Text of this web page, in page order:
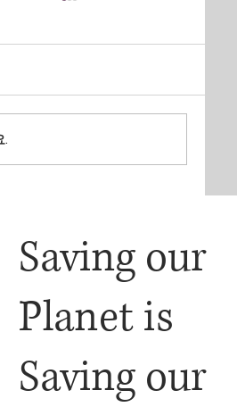
.
Saving our
Planet is
Saving our